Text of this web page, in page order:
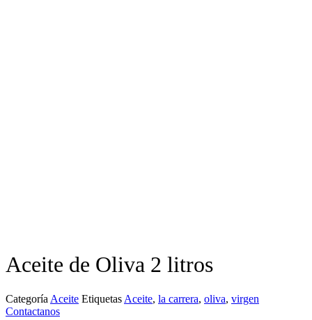
Aceite de Oliva 2 litros
Categoría Aceite Etiquetas Aceite, la carrera, oliva, virgen
Contactanos